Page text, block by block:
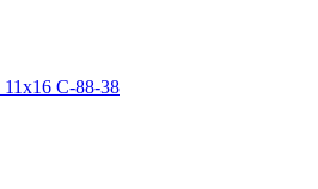
С-88-38